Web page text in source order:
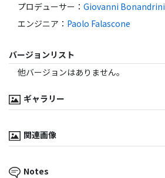
プロデューサー ： Giovanni Bonandrini
エンジニア ： Paolo Falascone
バージョンリスト
他バージョンはありません。
ギャラリー
関連画像
Notes